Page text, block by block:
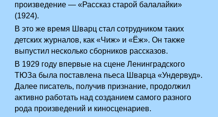
произведение — «Рассказ старой балалайки»
(1924).
В это же время Шварц стал сотрудником таких
детских журналов, как «Чиж» и «Ёж». Он также
выпустил несколько сборников рассказов.
В 1929 году впервые на сцене Ленинградского
ТЮЗа была поставлена пьеса Шварца «Ундервуд».
Далее писатель, получив признание, продолжил
активно работать над созданием самого разного
рода произведений и киносценариев.